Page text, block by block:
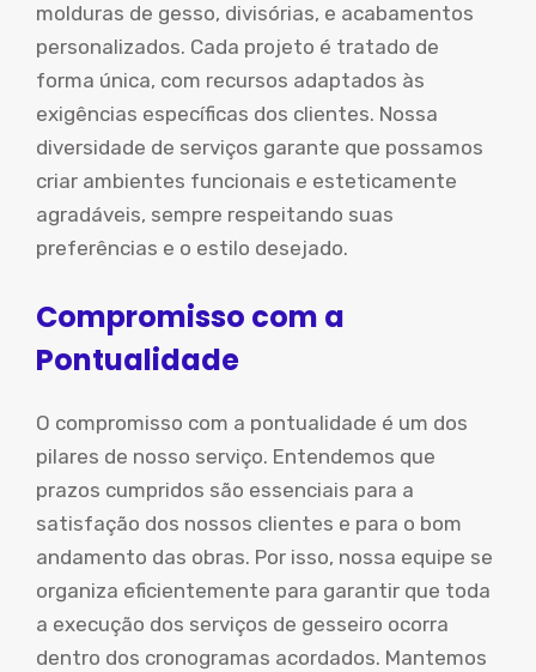
molduras de gesso, divisórias, e acabamentos
personalizados. Cada projeto é tratado de
forma única, com recursos adaptados às
exigências específicas dos clientes. Nossa
diversidade de serviços garante que possamos
criar ambientes funcionais e esteticamente
agradáveis, sempre respeitando suas
preferências e o estilo desejado.
Compromisso com a
Pontualidade
O compromisso com a pontualidade é um dos
pilares de nosso serviço. Entendemos que
prazos cumpridos são essenciais para a
satisfação dos nossos clientes e para o bom
andamento das obras. Por isso, nossa equipe se
organiza eficientemente para garantir que toda
a execução dos serviços de gesseiro ocorra
dentro dos cronogramas acordados. Mantemos